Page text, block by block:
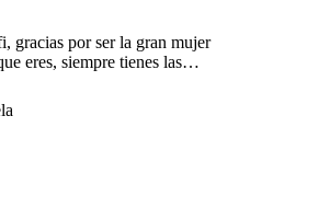
gracias por ser la gran mujer
eres, siempre tienes las
Gracias por darme esa
💓❤️💕